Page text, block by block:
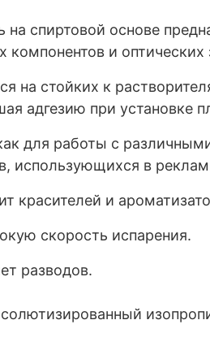
на спиртовой основе
компонентов и
на стойких к
адгезию при установке
для работы с
использующихся в
красителей и
скорость испарения.
разводов.